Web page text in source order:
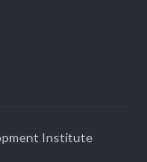
Institute